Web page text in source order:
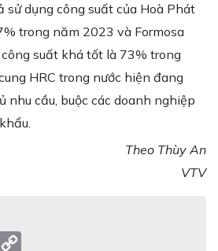
sử dụng công suất của Hoà Phát
trong năm 2023 và Formosa
suất khá tốt là 73% trong
HRC trong nước hiện đang
nhu cầu, buộc các doanh nghiệp
Theo Thùy An
VTV